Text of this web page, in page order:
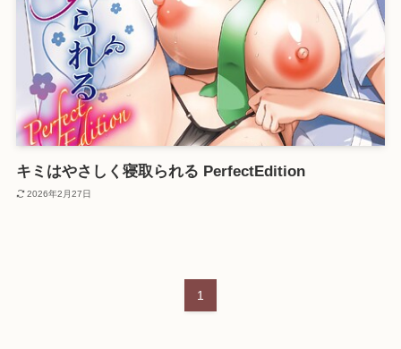
キミはやさしく寝取られる PerfectEdition
2026年2月27日
1